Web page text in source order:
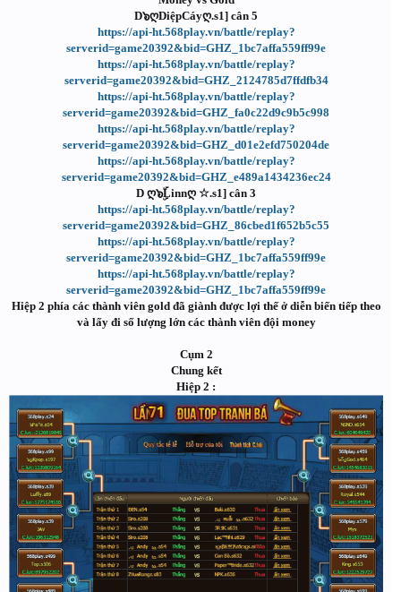
D๖ღDiệpCáyღ.s1] cân 5
https://api-ht.568play.vn/battle/replay?
serverid=game20392&bid=GHZ_1bc7affa559ff99e
https://api-ht.568play.vn/battle/replay?
serverid=game20392&bid=GHZ_2124785d7ffdfb34
https://api-ht.568play.vn/battle/replay?
serverid=game20392&bid=GHZ_fa0c22d9c9b5c998
https://api-ht.568play.vn/battle/replay?
serverid=game20392&bid=GHZ_d01e2efd750204de
https://api-ht.568play.vn/battle/replay?
serverid=game20392&bid=GHZ_e489a1434236ec24
D ღ๖ۣۜLinnღ ☆.s1] cân 3
https://api-ht.568play.vn/battle/replay?
serverid=game20392&bid=GHZ_86cbed1f652b5c55
https://api-ht.568play.vn/battle/replay?
serverid=game20392&bid=GHZ_1bc7affa559ff99e
https://api-ht.568play.vn/battle/replay?
serverid=game20392&bid=GHZ_1bc7affa559ff99e
Hiệp 2 phía các thành viên gold đã giành được lợi thế ở diễn biến tiếp theo
và lấy đi số lượng lớn các thành viên đội money
Cụm 2
Chung kết
Hiệp 2 :